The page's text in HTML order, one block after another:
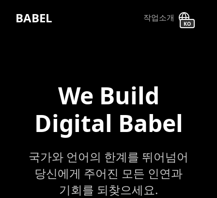
BABEL 작업소개
KO
We Build
Digital Babel
국가와 언어의 한계를 뛰어넘어
당신에게 주어진 모든 인연과
기회를 되찾으세요.